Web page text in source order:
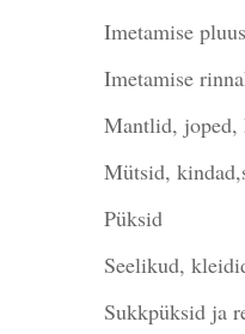
Imetamise
Imetamise
Mantlid, joped,
Mütsid,
Püksid
Seelikud,
Sukkpüksid ja